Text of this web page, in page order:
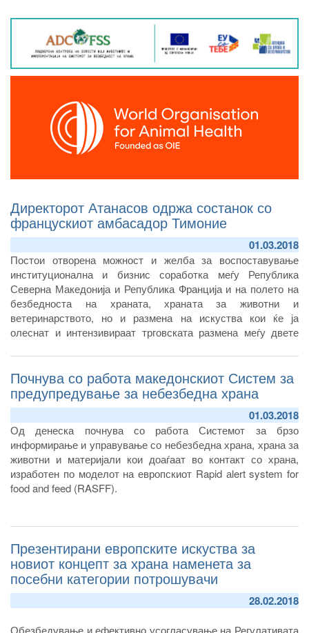
Директорот Атанасов одржа состанок со
францускиот амбасадор Тимоние
01.03.2018
Постои отворена можност и желба за воспоставување
институционална и бизнис соработка меѓу Република
Северна Македонија и Република Франција и на полето на
безбедноста на храната, храната за животни и
ветеринарството, но и размена на искуства кои ќе ја
олеснат и интензивираат трговската размена меѓу двете
Агенцијата за храна и ветеринарство директорот Зоран
Атанасов и Кристијан Тимоние, амбасадор на Република
Франција во нашава земја и претставници од Секторот за
ЕУ и меѓународна соработка од Агенцијата и од
француската амбасада. На состанокот беа презентирани
приоритетите на Агенцијата за храна и ветеринарство и
разгледани беа полињата на соработка во кои би се
насочиле активностите на идната меѓународна соработка.
Почнува со работа македонскиот Систем за
предупредување за небезбедна храна
01.03.2018
Од денеска почнува со работа Системот за брзо
информирање и управување со небезбедна храна, храна за
животни и материјали кои доаѓаат во контакт со храна,
изработен по моделот на европскиот Rapid аlert system for
food and feed (RASFF).
Презентирани европските искуства за
новиот концепт за храна наменета за
посебни категории потрошувачи
28.02.2018
Обезбедување и ефективно усогласување на Регулативата